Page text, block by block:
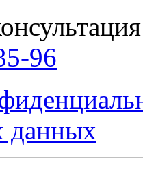
96
данных